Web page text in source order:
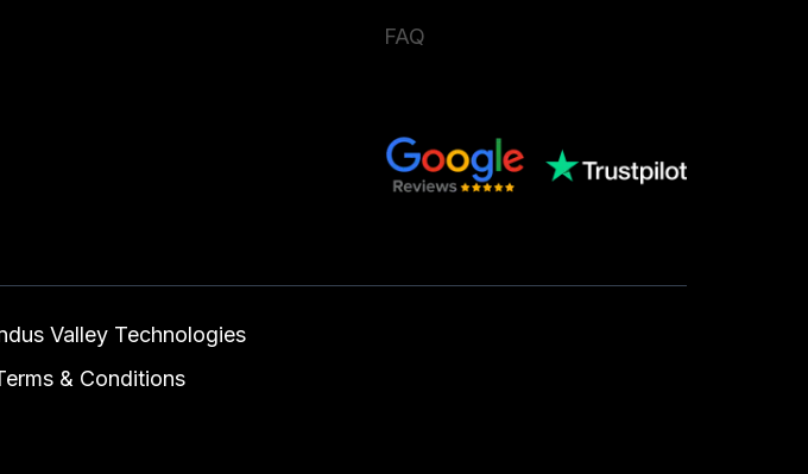
FAQ
Valley Technologies
& Conditions